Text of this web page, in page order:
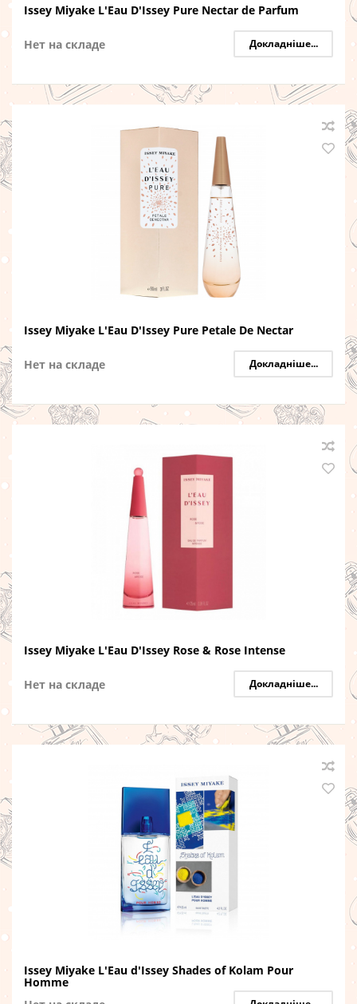
Issey Miyake L'Eau D'Issey Pure Nectar de Parfum
Нет на складе Докладніше...
Issey Miyake L'Eau D'Issey Pure Petale De Nectar
Нет на складе Докладніше...
Issey Miyake L'Eau D'Issey Rose & Rose Intense
Нет на складе Докладніше...
Issey Miyake L'Eau d'Issey Shades of Kolam Pour
Homme